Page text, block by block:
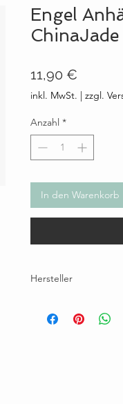
Engel
11,90 €
inkl. MwSt. | zzgl.
Anzahl *
In den Warenkorb
Hersteller